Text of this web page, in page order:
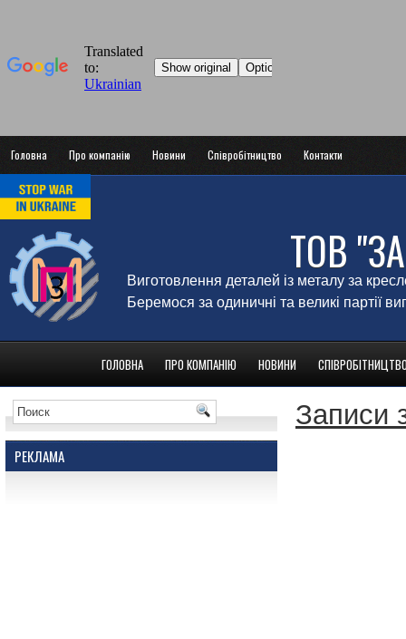
Головна Про компанію Новини Співробітництво Контакти
ТОВ
Виготовлення деталей із металу за
Беремося за одиничні та великі партії
ГОЛОВНА ПРО КОМПАНІЮ НОВИНИ
РЕКЛАМА
Записи